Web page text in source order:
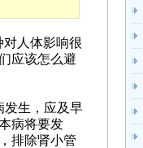
人体影响很
应该怎么避
生，应及早
病将要发
排除肾小管